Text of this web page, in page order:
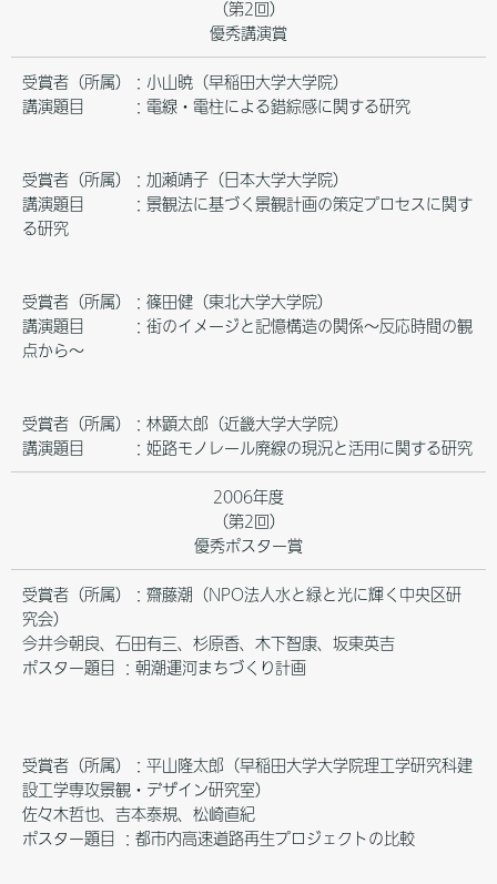
（第2回）
優秀講演賞
受賞者（所属）：小山暁（早稲田大学大学院）
講演題目 ：電線・電柱による錯綜感に関する研究
受賞者（所属）：加瀬靖子（日本大学大学院）
講演題目 ：景観法に基づく景観計画の策定プロセスに関す
る研究
受賞者（所属）：篠田健（東北大学大学院）
講演題目 ：街のイメージと記憶構造の関係～反応時間の観
点から～
受賞者（所属）：林顕太郎（近畿大学大学院）
講演題目 ：姫路モノレール廃線の現況と活用に関する研究
2006年度
（第2回）
優秀ポスター賞
受賞者（所属）：齋藤潮（NPO法人水と緑と光に輝く中央区研
究会）
今井今朝良、石田有三、杉原香、木下智康、坂東英吉
ポスター題目 ：朝潮運河まちづくり計画
受賞者（所属）：平山隆太郎（早稲田大学大学院理工学研究科建
設工学専攻景観・デザイン研究室）
佐々木哲也、吉本泰規、松崎直紀
ポスター題目 ：都市内高速道路再生プロジェクトの比較